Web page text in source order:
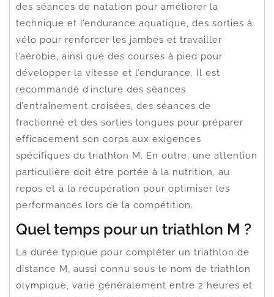
des séances de natation pour améliorer la
technique et l’endurance aquatique, des sorties à
vélo pour renforcer les jambes et travailler
l’aérobie, ainsi que des courses à pied pour
développer la vitesse et l’endurance. Il est
recommandé d’inclure des séances
d’entraînement croisées, des séances de
fractionné et des sorties longues pour préparer
efficacement son corps aux exigences
spécifiques du triathlon M. En outre, une attention
particulière doit être portée à la nutrition, au
repos et à la récupération pour optimiser les
performances lors de la compétition.
Quel temps pour un triathlon M ?
La durée typique pour compléter un triathlon de
distance M, aussi connu sous le nom de triathlon
olympique, varie généralement entre 2 heures et